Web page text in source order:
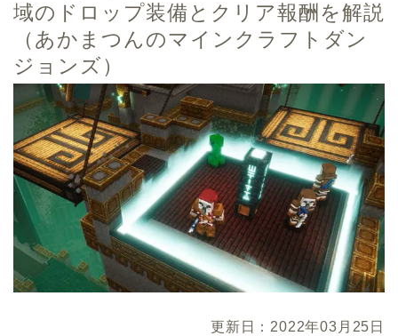
域のドロップ装備とクリア報酬を解説
（あかまつんのマインクラフトダン
ジョンズ）
更新日：2022年03月25日